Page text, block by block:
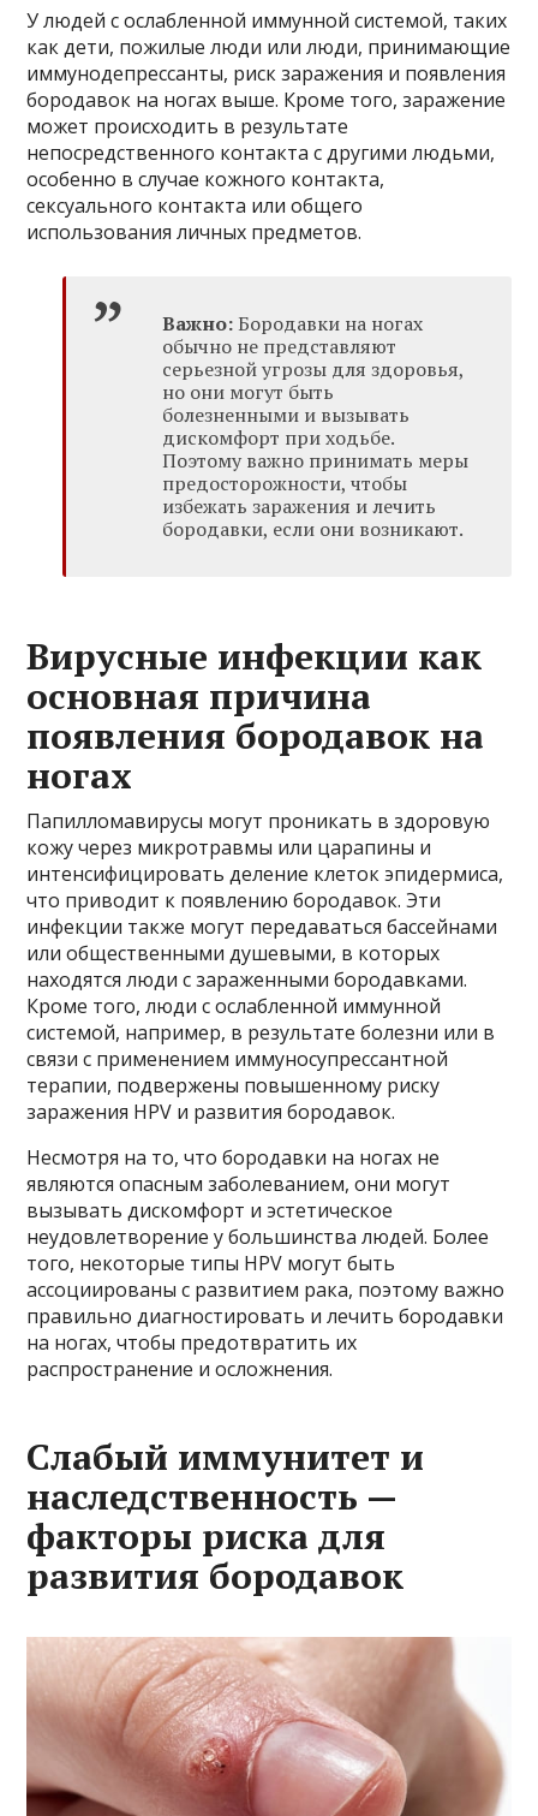
У людей с ослабленной иммунной системой, таких
как дети, пожилые люди или люди, принимающие
иммунодепрессанты, риск заражения и появления
бородавок на ногах выше. Кроме того, заражение
может происходить в результате
непосредственного контакта с другими людьми,
особенно в случае кожного контакта,
сексуального контакта или общего
использования личных предметов.
Важно:Бородавки на ногах
обычно не представляют
серьезной угрозы для здоровья,
но они могут быть
болезненными и вызывать
дискомфорт при ходьбе.
Поэтому важно принимать меры
предосторожности, чтобы
избежать заражения и лечить
бородавки, если они возникают.
Вирусные инфекции как
основная причина
появления бородавок на
ногах
Папилломавирусы могут проникать в здоровую
кожу через микротравмы или царапины и
интенсифицировать деление клеток эпидермиса,
что приводит к появлению бородавок. Эти
инфекции также могут передаваться бассейнами
или общественными душевыми, в которых
находятся люди с зараженными бородавками.
Кроме того, люди с ослабленной иммунной
системой, например, в результате болезни или в
связи с применением иммуносупрессантной
терапии, подвержены повышенному риску
заражения HPV и развития бородавок.
Несмотря на то, что бородавки на ногах не
являются опасным заболеванием, они могут
вызывать дискомфорт и эстетическое
неудовлетворение у большинства людей. Более
того, некоторые типы HPV могут быть
ассоциированы с развитием рака, поэтому важно
правильно диагностировать и лечить бородавки
на ногах, чтобы предотвратить их
распространение и осложнения.
Слабый иммунитет и
наследственность —
факторы риска для
развития бородавок